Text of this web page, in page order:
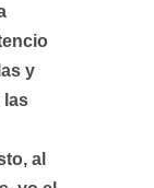
y
las
al